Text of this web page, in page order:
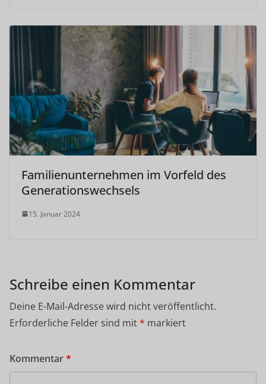
Familienunternehmen im Vorfeld des
Generationswechsels
15. Januar 2024
Schreibe einen Kommentar
Deine E-Mail-Adresse wird nicht veröffentlicht.
Erforderliche Felder sind mit* markiert
Kommentar*